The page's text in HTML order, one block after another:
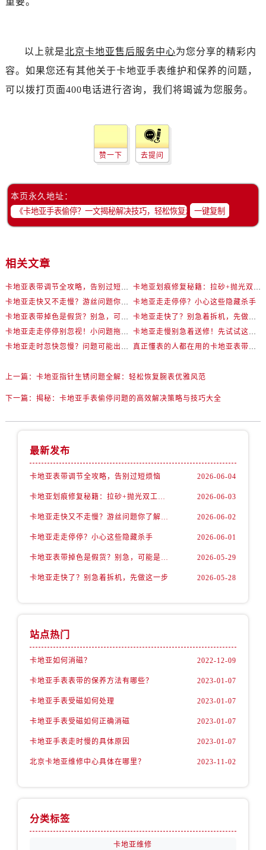
以上就是北京卡地亚售后服务中心为您分享的精彩内
容。如果您还有其他关于卡地亚手表维护和保养的问题，
可以拨打页面400电话进行咨询，我们将竭诚为您服务。
赞一下 去提问
本页永久地址：
一键复制
相关文章
卡地亚表带调节全攻略，告别过短烦恼
卡地亚划痕修复秘籍：拉砂+抛光双工艺还原如新
卡地亚走快又不走慢？游丝问题你了解多少？
卡地亚走走停停？小心这些隐藏杀手
卡地亚表带掉色是假货？别急，可能是这些日常习惯惹的祸
卡地亚走快了？别急着拆机，先做这一步
卡地亚走走停停别忽视！小问题拖成大修很烧钱
卡地亚走慢别急着送修！先试试这些方法
卡地亚走时忽快忽慢？问题可能出在你睡觉时！
真正懂表的人都在用的卡地亚表带调节技巧
上一篇： 卡地亚指针生锈问题全解：轻松恢复腕表优雅风范
下一篇： 揭秘：卡地亚手表偷停问题的高效解决策略与技巧大全
最新发布
卡地亚表带调节全攻略，告别过短烦恼 2026-06-04
卡地亚划痕修复秘籍：拉砂+抛光双工艺还原如新 2026-06-03
卡地亚走快又不走慢？游丝问题你了解多少？ 2026-06-02
卡地亚走走停停？小心这些隐藏杀手 2026-06-01
卡地亚表带掉色是假货？别急，可能是这些日常习惯惹的祸 2026-05-29
卡地亚走快了？别急着拆机，先做这一步 2026-05-28
站点热门
卡地亚如何消磁？ 2022-12-09
卡地亚手表表带的保养方法有哪些？ 2023-01-07
卡地亚手表受磁如何处理 2023-01-07
卡地亚手表受磁如何正确消磁 2023-01-07
卡地亚手表走时慢的具体原因 2023-01-07
北京卡地亚维修中心具体在哪里？ 2023-11-02
分类标签
卡地亚维修